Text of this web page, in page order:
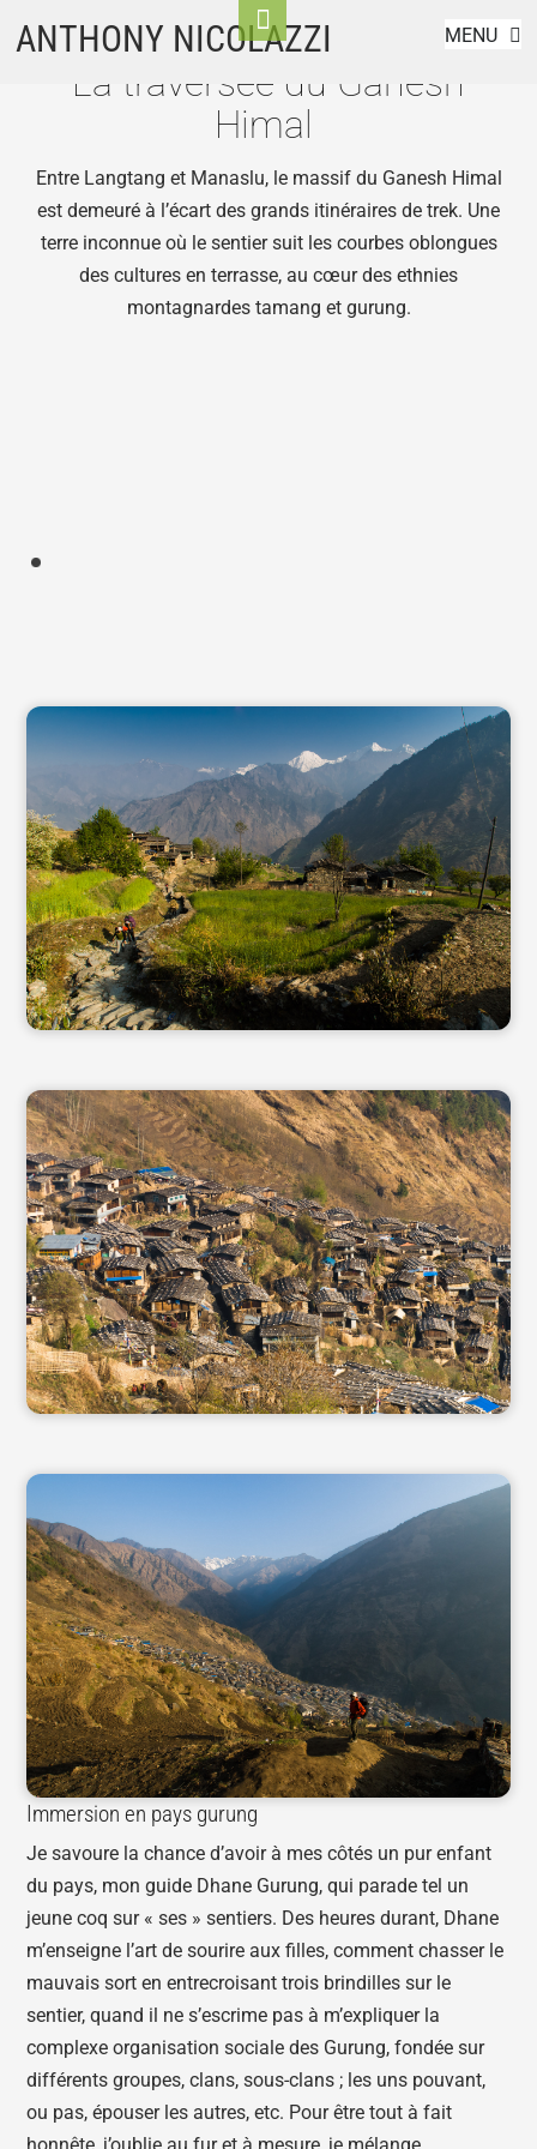
ANTHONY NICOLAZZI MENU
Népal
La traversée du Ganesh
Himal
Entre Langtang et Manaslu, le massif du Ganesh Himal
est demeuré à l’écart des grands itinéraires de trek. Une
terre inconnue où le sentier suit les courbes oblongues
des cultures en terrasse, au cœur des ethnies
montagnardes tamang et gurung.
Immersion en pays gurung
Je savoure la chance d’avoir à mes côtés un pur enfant
du pays, mon guide Dhane Gurung, qui parade tel un
jeune coq sur « ses » sentiers. Des heures durant, Dhane
m’enseigne l’art de sourire aux filles, comment chasser le
mauvais sort en entrecroisant trois brindilles sur le
sentier, quand il ne s’escrime pas à m’expliquer la
complexe organisation sociale des Gurung, fondée sur
différents groupes, clans, sous-clans ; les uns pouvant,
ou pas, épouser les autres, etc. Pour être tout à fait
Toggle
Footer